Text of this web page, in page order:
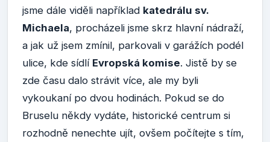
jsme dále viděli například katedrálu sv.
Michaela, procházeli jsme skrz hlavní nádraží,
a jak už jsem zmínil, parkovali v garážích podél
ulice, kde sídlí Evropská komise. Jistě by se
zde času dalo strávit více, ale my byli
vykoukaní po dvou hodinách. Pokud se do
Bruselu někdy vydáte, historické centrum si
rozhodně nenechte ujít, ovšem počítejte s tím,